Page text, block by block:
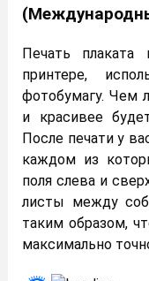
Печать
принтере,
фотобумагу. Чем
и красивее
После печати у
каждом из
поля слева и
листы между
таким образом,
максимально